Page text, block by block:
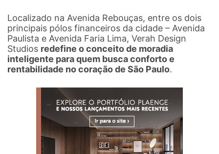
Localizado na Avenida Rebouças, entre os dois
principais pólos financeiros da cidade – Avenida
Paulista e Avenida Faria Lima, Verah Design
Studios redefine o conceito de moradia
inteligente para quem busca conforto e
rentabilidade no coração de São Paulo.